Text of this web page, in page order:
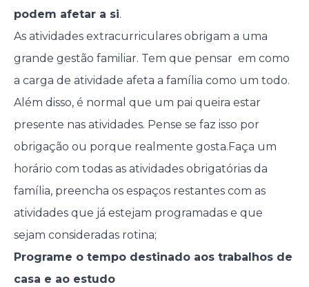
podem afetar a si.
As atividades extracurriculares obrigam a uma
grande gestão familiar. Tem que pensar em como
a carga de atividade afeta a família como um todo.
Além disso, é normal que um pai queira estar
presente nas atividades. Pense se faz isso por
obrigação ou porque realmente gosta.Faça um
horário com todas as atividades obrigatórias da
família, preencha os espaços restantes com as
atividades que já estejam programadas e que
sejam consideradas rotina;
Programe o tempo destinado aos trabalhos de
casa e ao estudo